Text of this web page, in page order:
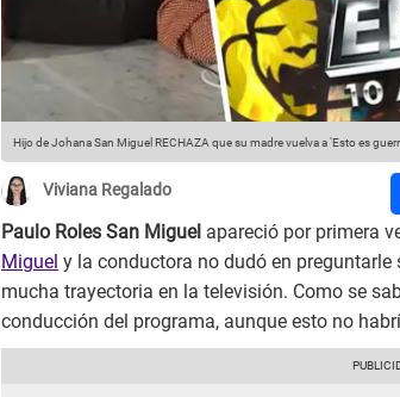
Hijo de Johana San Miguel RECHAZA que su madre vuelva a 'Esto es
Viviana Regalado
Paulo Roles San Miguel apareció por primera
Miguel y la conductora no dudó en preguntarle
mucha trayectoria en la televisión. Como se
conducción del programa, aunque esto no